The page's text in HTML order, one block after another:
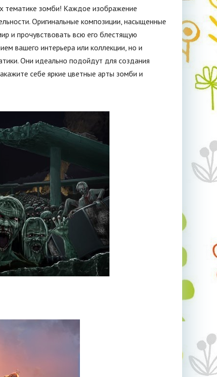
тематике зомби! Каждое изображение
Оригинальные композиции, насыщенные
и прочувствовать всю его блестящую
вашего интерьера или коллекции, но и
Они идеально подойдут для создания
себе яркие цветные арты зомби и